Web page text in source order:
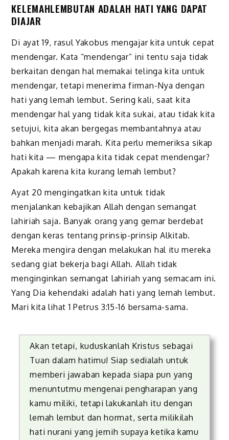
KELEMAHLEMBUTAN ADALAH HATI YANG DAPAT
DIAJAR
Di ayat 19, rasul Yakobus mengajar kita untuk cepat
mendengar. Kata “mendengar” ini tentu saja tidak
berkaitan dengan hal memakai telinga kita untuk
mendengar, tetapi menerima firman-Nya dengan
hati yang lemah lembut. Sering kali, saat kita
mendengar hal yang tidak kita sukai, atau tidak kita
setujui, kita akan bergegas membantahnya atau
bahkan menjadi marah. Kita perlu memeriksa sikap
hati kita — mengapa kita tidak cepat mendengar?
Apakah karena kita kurang lemah lembut?
Ayat 20 mengingatkan kita untuk tidak
menjalankan kebajikan Allah dengan semangat
lahiriah saja. Banyak orang yang gemar berdebat
dengan keras tentang prinsip-prinsip Alkitab.
Mereka mengira dengan melakukan hal itu mereka
sedang giat bekerja bagi Allah. Allah tidak
menginginkan semangat lahiriah yang semacam ini.
Yang Dia kehendaki adalah hati yang lemah lembut.
Mari kita lihat 1 Petrus 3:15-16 bersama-sama.
Akan tetapi, kuduskanlah Kristus sebagai
Tuan dalam hatimu! Siap sedialah untuk
memberi jawaban kepada siapa pun yang
menuntutmu mengenai pengharapan yang
kamu miliki, tetapi lakukanlah itu dengan
lemah lembut dan hormat, serta milikilah
hati nurani yang jernih supaya ketika kamu